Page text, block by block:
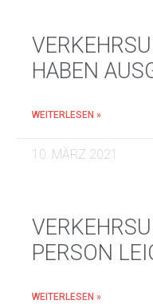
HABEN
WEITERLESEN »
10. MÄRZ 2021
PERSON
WEITERLESEN »